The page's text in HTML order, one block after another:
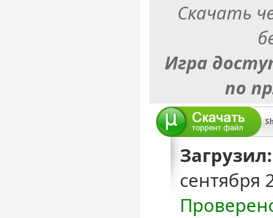
Скачать
Игра
по
Загрузил:
сентября